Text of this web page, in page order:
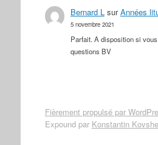
Bernard LsurAnnées
5 novembre 2021
Parfait. A disposition si
questions BV
Fièrement propulsé par
Expound par Konstantin